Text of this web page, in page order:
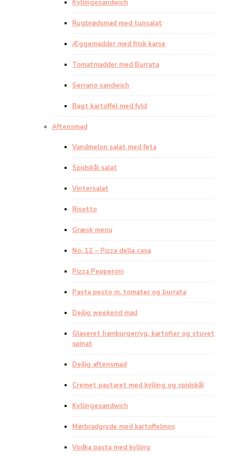
Kyllingesandwich
Rugbrødsmad med tunsalat
Æggemadder med frisk karse
Tomatmadder med Burrata
Serrano sandwich
Bagt kartoffel med fyld
Aftensmad
Vandmelon salat med feta
Spidskål salat
Vintersalat
Risotto
Græsk menu
No. 12 – Pizza della casa
Pizza Pepperoni
Pasta pesto m. tomater og burrata
Dejlig weekend mad
Glaseret hamburgerryg, kartofler og stuvet
spinat
Dejlig aftensmad
Cremet pastaret med kylling og spidskål
Kyllingesandwich
Mørbradgryde med kartoffelmos
Vodka pasta med kylling